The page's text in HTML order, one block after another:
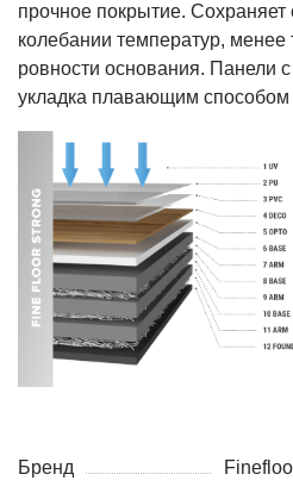
прочное покрытие. Сохраняет
колебании температур, менее
ровности основания. Панели
укладка плавающим способом
Бренд